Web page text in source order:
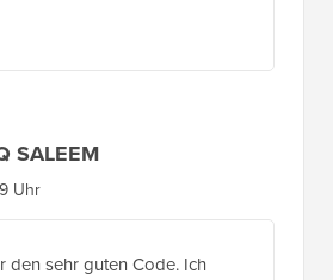
SALEEM
Uhr
den sehr guten Code. Ich